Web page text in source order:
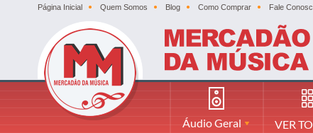
Página Inicial Quem Somos Blog Como Comprar Fale
Áudio Geral VER